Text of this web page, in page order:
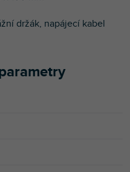
držák, napájecí kabel